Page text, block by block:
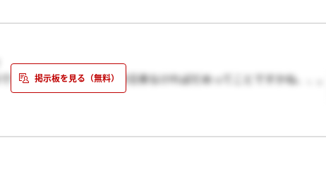
すが、祝日はいるので今日来なければだめってことですかね、、